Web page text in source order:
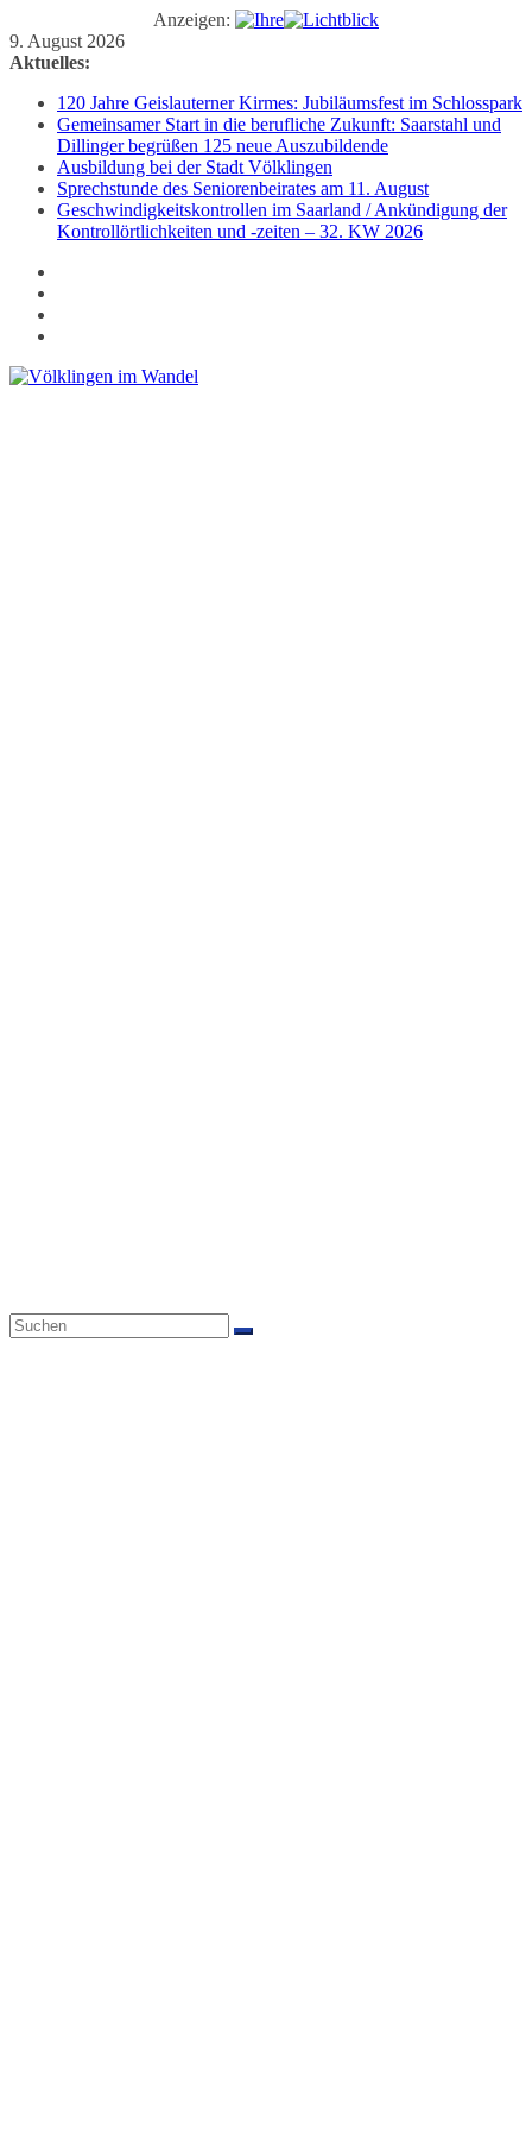
Anzeigen:
Zum
Inhalt
9. August 2026
Aktuelles:
120 Jahre Geislauterner Kirmes: Jubiläumsfest im Schlosspark
Gemeinsamer Start in die berufliche Zukunft: Saarstahl und
Dillinger begrüßen 125 neue Auszubildende
Ausbildung bei der Stadt Völklingen
Sprechstunde des Seniorenbeirates am 11. August
Geschwindigkeitskontrollen im Saarland / Ankündigung der
Kontrollörtlichkeiten und -zeiten – 32. KW 2026